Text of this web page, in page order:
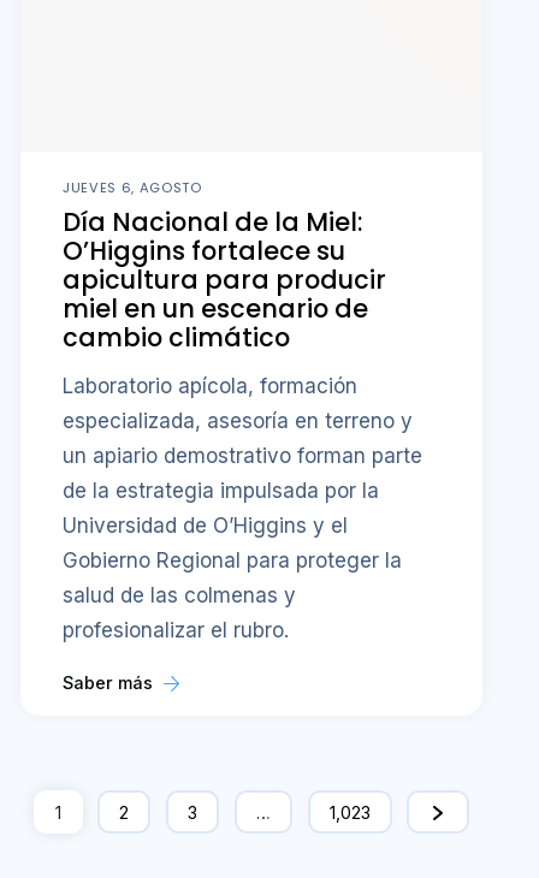
JUEVES 6, AGOSTO
Día Nacional de la Miel:
O’Higgins fortalece su
apicultura para producir
miel en un escenario de
cambio climático
Laboratorio apícola, formación
especializada, asesoría en terreno y
un apiario demostrativo forman parte
de la estrategia impulsada por la
Universidad de O’Higgins y el
Gobierno Regional para proteger la
salud de las colmenas y
profesionalizar el rubro.
Saber más
1 2 3 … 1,023